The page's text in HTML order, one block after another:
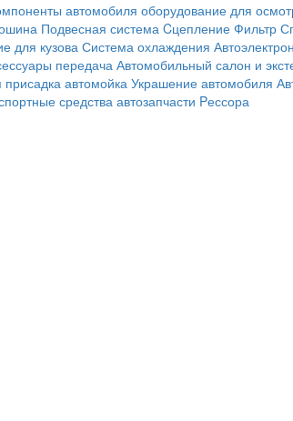
автомобиля оборудование для
Подвесная система Cцепление Фильтр
для кузова Система охлаждения
передача Автомобильный салон и
присадка автомойка Украшение автомобиля
средства автозапчасти Pессора